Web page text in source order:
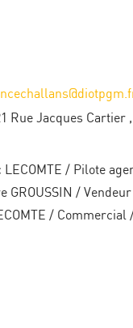
Rue Jacques Cartier ,
LECOMTE /
GROUSSIN /
LECOMTE /